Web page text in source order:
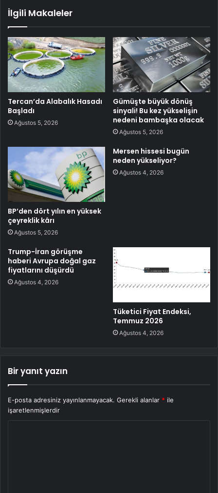
İlgili Makaleler
Tercan’da Alabalık Hasadı
Başladı
Ağustos 5, 2026
Gümüşte büyük dönüş
sinyali! Bu kez yükselişin
nedeni bambaşka olacak
Ağustos 5, 2026
BP’den dört yılın en yüksek
çeyreklik kârı
Ağustos 5, 2026
Mersen hissesi bugün
neden yükseliyor?
Ağustos 4, 2026
Trump-İran görüşme
haberi Avrupa doğal gaz
fiyatlarını düşürdü
Ağustos 4, 2026
Tüketici Fiyat Endeksi,
Temmuz 2026
Ağustos 4, 2026
Bir yanıt yazın
E-posta adresiniz yayınlanmayacak. Gerekli alanlar * ile
işaretlenmişlerdir